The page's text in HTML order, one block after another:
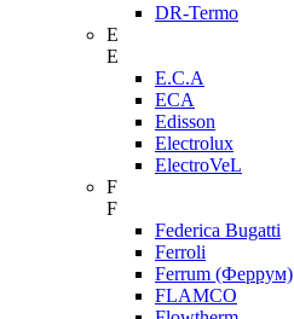
DR-Termo
E
E
E.C.A
ECA
Edisson
Electrolux
ElectroVeL
F
F
Federica Bugatti
Ferroli
Ferrum (Феррум)
FLAMCO